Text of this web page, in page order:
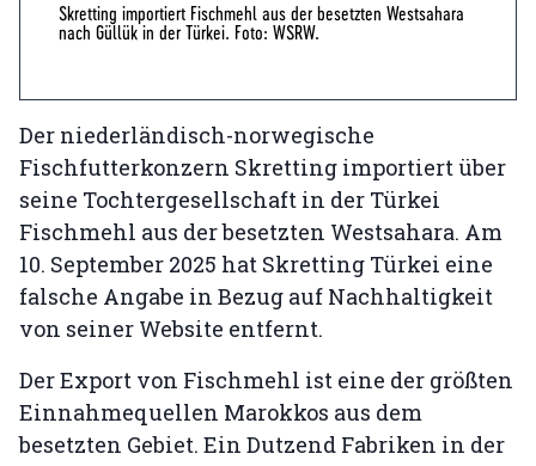
Skretting importiert Fischmehl aus der besetzten Westsahara
nach Güllük in der Türkei. Foto: WSRW.
Der niederländisch-norwegische
Fischfutterkonzern Skretting importiert über
seine Tochtergesellschaft in der Türkei
Fischmehl aus der besetzten Westsahara. Am
10. September 2025 hat Skretting Türkei eine
falsche Angabe in Bezug auf Nachhaltigkeit
von seiner Website entfernt.
Der Export von Fischmehl ist eine der größten
Einnahmequellen Marokkos aus dem
besetzten Gebiet. Ein Dutzend Fabriken in der